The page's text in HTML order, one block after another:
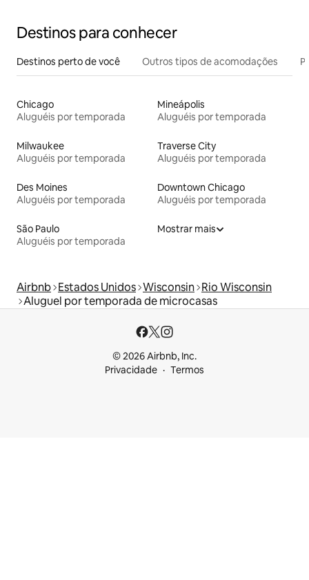
Destinos para conhecer
Destinos perto de você Outros tipos de acomodações
Chicago
Aluguéis por temporada
Mineápolis
Aluguéis por temporada
Milwaukee
Aluguéis por temporada
Traverse City
Aluguéis por temporada
Des Moines
Aluguéis por temporada
Downtown Chicago
Aluguéis por temporada
São Paulo
Aluguéis por temporada
Mostrar mais
Airbnb Estados Unidos Wisconsin Rio Wisconsin
Aluguel por temporada de microcasas
© 2026 Airbnb, Inc.
Privacidade
Termos